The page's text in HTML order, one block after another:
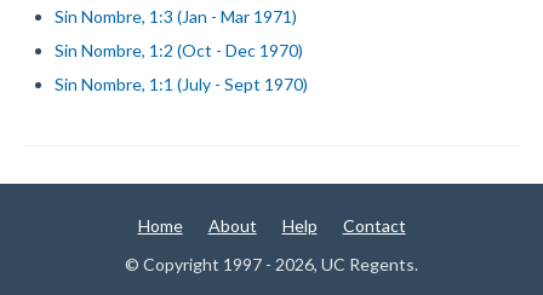
Sin Nombre, 1:3 (Jan - Mar 1971)
Sin Nombre, 1:2 (Oct - Dec 1970)
Sin Nombre, 1:1 (July - Sept 1970)
Home About Help
Contact
© Copyright 1997 - 2026, UC Regents.